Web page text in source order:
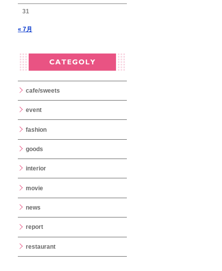
31
« 7月
cafe/sweets
event
fashion
goods
interior
movie
news
report
restaurant